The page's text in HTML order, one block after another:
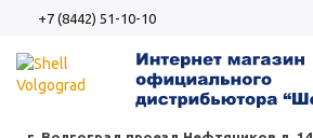
+7 (8442) 51-10-10